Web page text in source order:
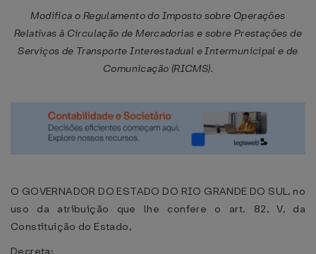
Modifica o Regulamento do Imposto sobre Operações
Relativas à Circulação de Mercadorias e sobre Prestações de
Serviços de Transporte Interestadual e Intermunicipal e de
Comunicação (RICMS).
O GOVERNADOR DO ESTADO DO RIO GRANDE DO SUL, no
uso da atribuição que lhe confere o art. 82, V, da
Constituição do Estado,
Decreta: